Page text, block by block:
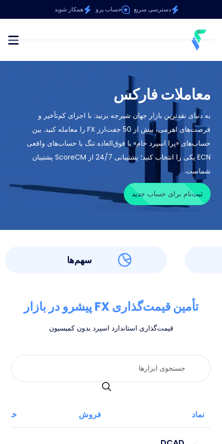
دسترسی سریع حساب پرو همکار شوید
معاملات فارکس
به دنیای نقدترین بازار جهان شیرجه بزنید: با اجرای کم‌تأخیر و
فرصت‌های اهرمی، بیش از 50 جفت‌ارز FX را معامله کنید. بین
حساب‌های «پرا اسپرد خام» با فوق‌العاده تنگ یا حساب‌های واقعی
ECN یکی را انتخاب کنید؛ پشتیبانی 24/7 از ScoreCM پشتیبان
شماست.
ثبت‌نام برای حساب جدید
سهم‌ها
تأمین قیمت‌گذاری FX پیشرو در بازار
قیمت‌گذاری استاندارد اسپرد بدون کمیسیون
نماد فروش خرید